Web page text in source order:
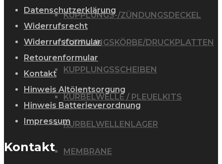
KUPPLUNGS-/ZÜNDUNGSDECKEL
KUPPLUNGSKÖRBE/DRUCKPLATTEN
KUPPLUNGSSCHEIBEN
KURBELWELLE / PLEUELKITS
KURBELWELLENLAGER
MEMBRANE
Datenschutzerklärung
Widerrufsrecht
Widerrufsformular
Retourenformular
Kontakt
Hinweis Altölentsorgung
Hinweis Batterieverordnung
Impressum
Kontakt